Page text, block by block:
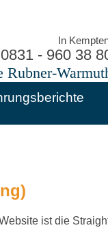
In
- 960 38
Rubner-
ist die